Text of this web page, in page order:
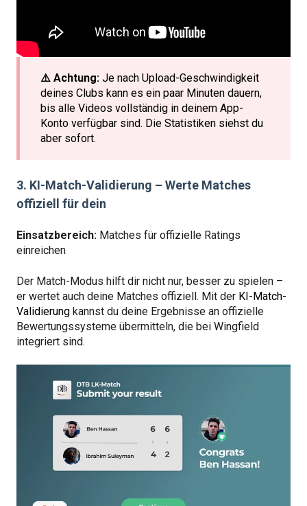
⚠️ Achtung: Je nach Upload-Geschwindigkeit
deines Clubs kann es ein paar Minuten dauern,
bis alle Videos vollständig in deinem App-
Konto verfügbar sind. Die Statistiken siehst du
aber sofort.
3. KI-Match-Validierung – Werte Matches
offiziell für dein
Einsatzbereich: Matches für offizielle Ratings
einreichen
Der Match-Modus hilft dir nicht nur, besser zu spielen –
er wertet auch deine Matches offiziell. Mit der KI-Match-
Validierung kannst du deine Ergebnisse an offizielle
Bewertungssysteme übermitteln, die bei Wingfield
integriert sind.